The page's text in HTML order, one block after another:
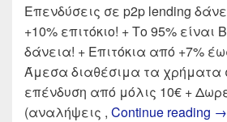
Επενδύσεις σε p2p lending
+10% επιτόκιο! + Το 95% είναι
δάνεια! + Επιτόκια από +7%
Άμεσα διαθέσιμα τα χρήματα
επένδυση από μόλις 10€ +
(αναλήψεις , Continue reading →